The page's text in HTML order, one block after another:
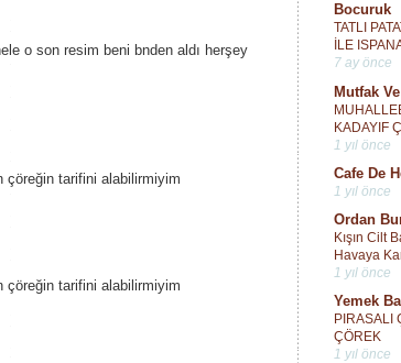
Bocuruk
TATLI
İLE
7 ay önce
Mutfak
KADAYIF
1 yıl önce
Cafe De
1 yıl önce
Ordan
Kışın Cilt
Havaya
1 yıl önce
Yemek
PIRASALI
ÇÖREK
1 yıl önce
o son resim beni bnden aldı herşey
çöreğin tarifini alabilirmiyim
çöreğin tarifini alabilirmiyim